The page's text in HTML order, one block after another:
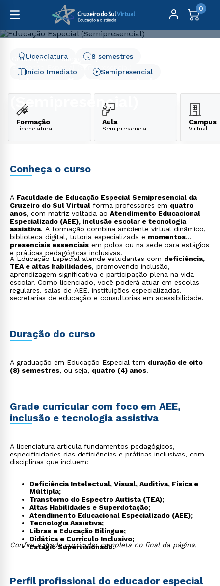
0
Graduação
Educação
Educação Especial (Semipresencial)
(Semipresencial)
Início Imediato
8 semestres
Licenciatura
Semipresencial
Formação
Licenciatura
Aula
Semipresencial
Campus
Virtual
Conheça o curso
A Faculdade de Educação Especial Semipresencial da
Cruzeiro do Sul Virtual forma professores em quatro
anos, com matriz voltada ao Atendimento Educacional
Especializado (AEE), inclusão escolar e tecnologia
assistiva. A formação combina ambiente virtual dinâmico,
biblioteca digital, tutoria especializada e momentos
presenciais essenciais em polos ou na sede para estágios
e práticas pedagógicas inclusivas.
A Educação Especial atende estudantes com deficiência,
TEA e altas habilidades, promovendo inclusão,
aprendizagem significativa e participação plena na vida
escolar. Como licenciado, você poderá atuar em escolas
regulares, salas de AEE, instituições especializadas,
secretarias de educação e consultorias em acessibilidade.
Duração do curso
A graduação em Educação Especial tem duração de oito
(8) semestres, ou seja, quatro (4) anos.
Grade curricular com foco em AEE,
inclusão e tecnologia assistiva
A licenciatura articula fundamentos pedagógicos,
especificidades das deficiências e práticas inclusivas, com
disciplinas que incluem:
Deficiência Intelectual, Visual, Auditiva, Física e
Múltipla;
Transtorno do Espectro Autista (TEA);
Altas Habilidades e Superdotação;
Atendimento Educacional Especializado (AEE);
Tecnologia Assistiva;
Libras e Educação Bilíngue;
Didática e Currículo Inclusivo;
Estágio Supervisionado.
Confira a grade curricular completa no final da página.
Perfil profissional do educador especial